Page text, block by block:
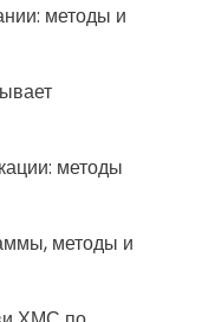
методы и
методы
методы и